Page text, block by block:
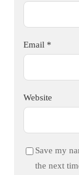
Email *
Website
Save my
the next